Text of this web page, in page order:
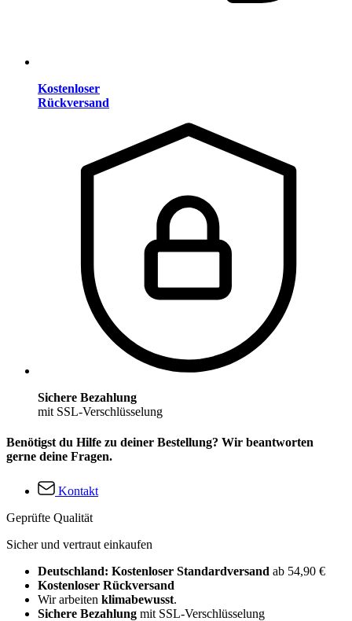
Kostenloser
Rückversand
Sichere Bezahlung
mit SSL-Verschlüsselung
Benötigst du Hilfe zu deiner Bestellung? Wir beantworten
gerne deine Fragen.
Kontakt
Geprüfte Qualität
Sicher und vertraut einkaufen
Deutschland: Kostenloser Standardversand ab 54,90 €
Kostenloser Rückversand
Wir arbeiten klimabewusst.
Sichere Bezahlung mit SSL-Verschlüsselung